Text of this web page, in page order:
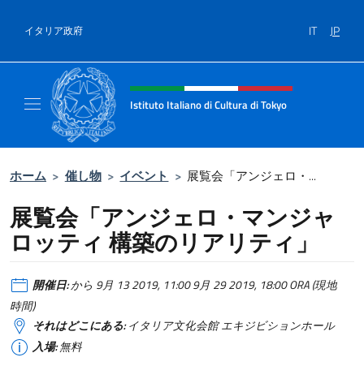
イタリア政府 IT JP
Header, social and menu of site
Istituto Italiano di Cultura di Tokyo
ホーム > 催し物 > イベント > 展覧会「アンジェロ・...
展覧会「アンジェロ・マンジャ
ロッティ 構築のリアリティ」
開催日:から 9月 13 2019, 11:00 9月 29 2019, 18:00 ORA (現地
時間)
それはどこにある:イタリア文化会館 エキジビションホール
入場:無料